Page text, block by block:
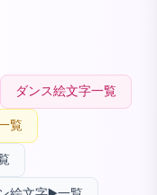
ダンス絵文字一覧
覧